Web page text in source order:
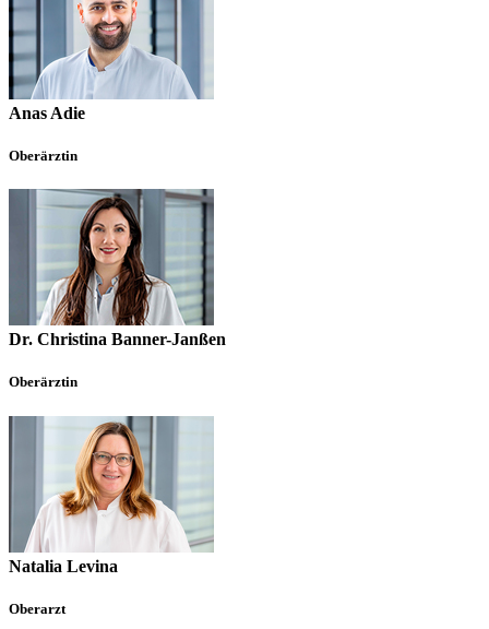
Anas Adie
Oberärztin
Dr. Christina Banner-Janßen
Oberärztin
Natalia Levina
Oberarzt